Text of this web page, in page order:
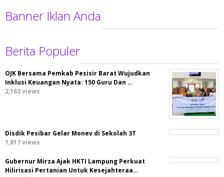
Banner Iklan Anda
Berita Populer
OJK Bersama Pemkab Pesisir Barat Wujudkan
Inklusi Keuangan Nyata: 150 Guru Dan …
2,163 views
Disdik Pesibar Gelar Monev di Sekolah 3T
1,817 views
Gubernur Mirza Ajak HKTI Lampung Perkuat
Hilirisasi Pertanian Untuk Kesejahteraa…